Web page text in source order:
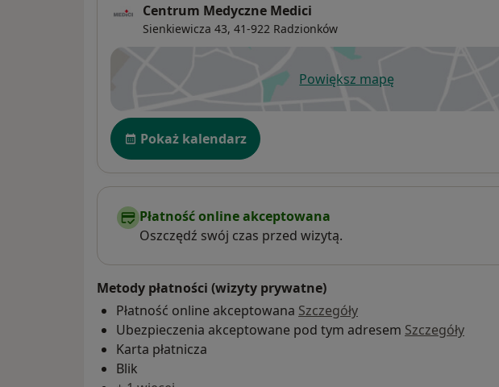
Centrum Medyczne Medici
Sienkiewicza 43, 41-922 Radzionków
Powiększ mapęotwiera się w nowej karcie
Dostępność
Pokaż kalendarz
Płatność online akceptowana
Oszczędź swój czas przed wizytą.
Metody płatności (wizyty prywatne)
Płatność online akceptowana Szczegóły
Ubezpieczenia akceptowane pod tym adresem Szczegóły
Karta płatnicza
Blik